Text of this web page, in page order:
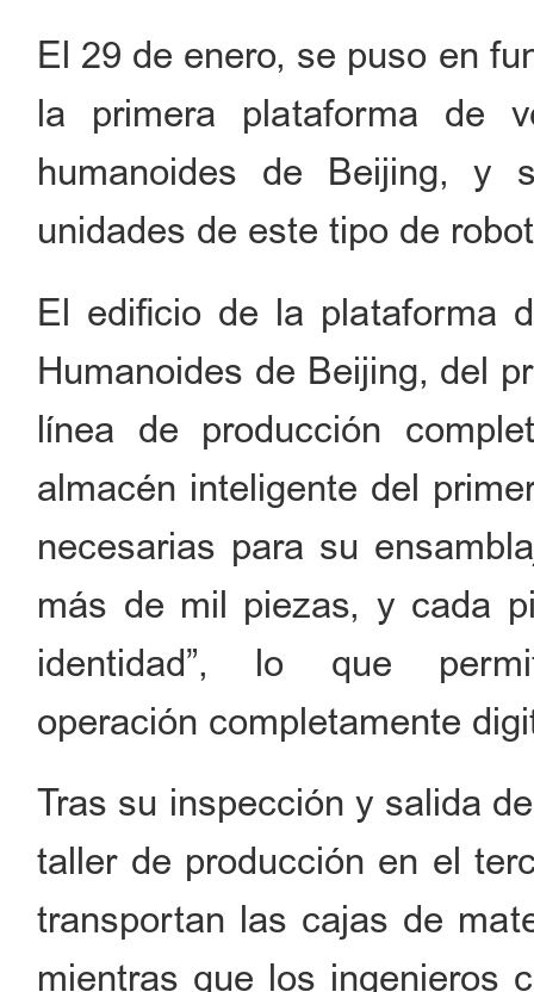
El 29 de enero, se puso en
la primera plataforma de
humanoides de Beijing, y
unidades de este tipo de
El edificio de la plataforma
Humanoides de Beijing, del
línea de producción
almacén inteligente del
necesarias para su
más de mil piezas, y cada
identidad”, lo que
operación completamente
Tras su inspección y salida
taller de producción en el
transportan las cajas de
mientras que los ingenieros